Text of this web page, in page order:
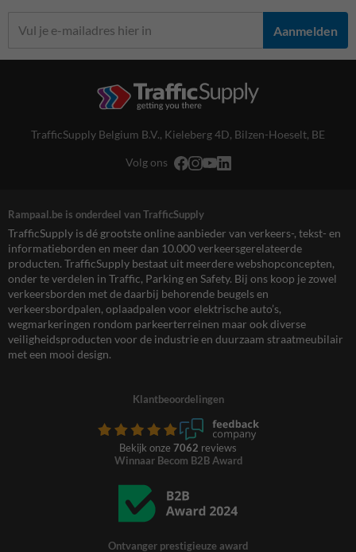
Aanmelden
TrafficSupply Belgium B.V., Kieleberg 4D, Bilzen-Hoeselt, BE
Volg ons
Rampaal.be is onderdeel van TrafficSupply
TrafficSupply is dé grootste online aanbieder van verkeers-, tekst- en
informatieborden en meer dan 10.000 verkeersgerelateerde
producten. TrafficSupply bestaat uit meerdere webshopconcepten,
onder te verdelen in Traffic, Parking en Safety. Bij ons koop je zowel
verkeersborden met de daarbij behorende beugels en
verkeersbordpalen, oplaadpalen voor elektrische auto’s,
wegmarkeringen rondom parkeerterreinen maar ook diverse
veiligheidsproducten voor de industrie en duurzaam straatmeubilair
met een mooi design.
Klantbeoordelingen
Bekijk onze 7062 reviews
Winnaar Becom B2B Award
Ontvanger prestigieuze award